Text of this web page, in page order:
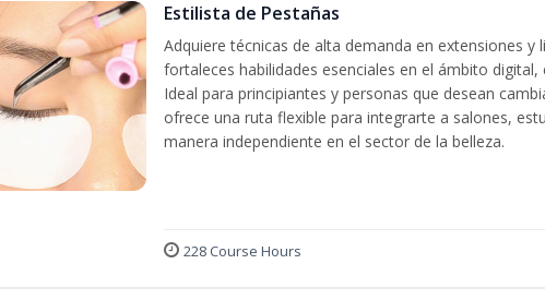
Estilista de Pestañas
Adquiere técnicas de alta demanda en extensiones y
fortaleces habilidades esenciales en el ámbito
Ideal para principiantes y personas que desean
ofrece una ruta flexible para integrarte a salones,
manera independiente en el sector de la belleza.
228 Course Hours